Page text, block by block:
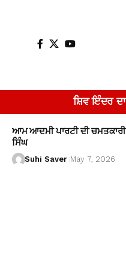
ਸ਼ਿਵ ਇੰਦਰ
ਆਮ ਆਦਮੀ ਪਾਰਟੀ ਦੀ ਚਮਤਕਾਰੀ
ਸਿੰਘ
Suhi Saver May 7, 2026